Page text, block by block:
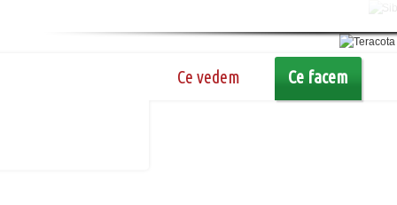
Ce vedem Ce facem